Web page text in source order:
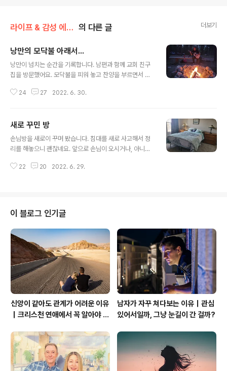
라이프 & 감성 에세이/미국 일상 의 다른 글 더보기
낭만의 모닥불 아래서...
낭만이 넘치는 순간을 기록합니다. 남편과 함께 교회 친구
집을 방문했어요. 모닥불을 피워 놓고 찬양을 부르면서 좋
나로 뭉치게 해주는 놀라운 힘이 있어요. 함께 노래 부르고
참 좋아합니다. 그러다 보니, 같이 음악 좋아하는 친구와 어
울리게 마련입니다. 물론 남편보다 나이 차이가 많이 나기
도 하는데요. 음악을 하는 순간은 나이를 잊어버립니다. 그
게 기분을 달래주고 사람을 위로도 해주는 매력이 있습니
24 27 2022. 6. 30.
새로 꾸민 방
손님방을 새로이 꾸며 봤습니다. 침대를 새로 사고해서 정
리를 해놓으니 괜찮네요. 앞으로 손님이 오시거나, 아니면
서 꾸민 방인데요. 하나님이 주신 집이니 목적에 맞게 쓰임
해서 필요한 사람이 머물다 갔으면 합니다. 작은 방을 하나
꾸미는 것도 일이네요. 침대를 사고 커튼도 정리하고 새로
가구를 정리하는 일을 하다 보니, 모든 것에 손길이 가게 마
련입니다. 작은 것에 만족하고 사는 삶이 축복이라 여깁니
다. 오늘 주어진 하루라는 선물을 보배로 간직하면서 귀중
히 잘 활용해야겠습니다. 방 정..
22 20 2022. 6. 29.
이 블로그 인기글
신앙이 같아도 관계가 어려운 이유
｜크리스천 연애에서 꼭 알아야 할
남자가 자꾸 쳐다보는 이유｜관심
있어서일까, 그냥 눈길이 간 걸까?